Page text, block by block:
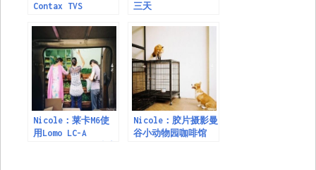
Contax TVS
三天
Nicole：莱卡M6使
用Lomo LC-A
Nicole：胶片摄影曼
谷小动物园咖啡馆